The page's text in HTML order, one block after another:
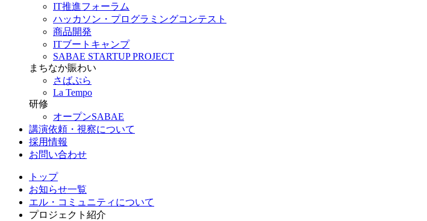
IT推進フォーラム
ハッカソン・プログラミングコンテスト
商品開発
ITブートキャンプ
SABAE STARTUP PROJECT
まちなか賑わい
さばぷら
La Tempo
研修
オープンSABAE
講演依頼・視察について
採用情報
お問い合わせ
トップ
お知らせ一覧
エル・コミュニティについて
プロジェクト紹介